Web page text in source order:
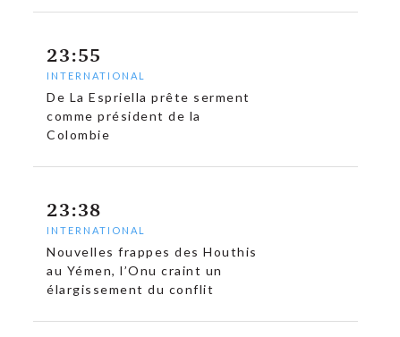
23:55
INTERNATIONAL
De La Espriella prête serment
comme président de la
Colombie
23:38
INTERNATIONAL
Nouvelles frappes des Houthis
au Yémen, l’Onu craint un
élargissement du conflit